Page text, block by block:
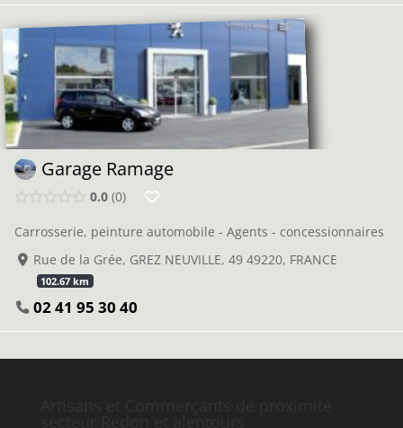
Garage Ramage
0.0 0
Carrosserie, peinture automobile - Agents - concessionnaires
Rue de la Grée, GREZ NEUVILLE, 49 49220, FRANCE
102.67 km
02 41 95 30 40